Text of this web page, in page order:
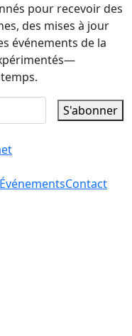
pour recevoir des
des mises à jour
événements de la
S'abonner
ÉvénementsContact